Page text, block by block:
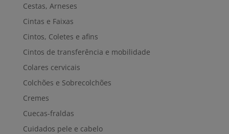
Cestas, Arneses
Cintas e Faixas
Cintos, Coletes e afins
Cintos de transferência e mobilidade
Colares cervicais
Colchões e Sobrecolchões
Cremes
Cuecas-fraldas
Cuidados pele e cabelo